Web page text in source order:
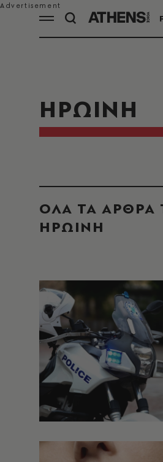
ΗΡΩΙΝΗ
ΟΛΑ ΤΑ ΑΡΘΡΑ
ΗΡΩΙΝΗ